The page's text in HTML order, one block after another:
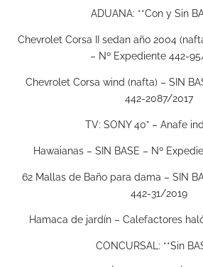
ADUANA: **Con y Sin
Chevrolet Corsa II sedan año 2004
– Nº Expediente 442-
Chevrolet Corsa wind (nafta) – SIN
442-2087/2017
TV: SONY 40” – Anafe
Hawaianas – SIN BASE – Nº
62 Mallas de Baño para dama – SIN
442-31/2019
Hamaca de jardín – Calefactores
CONCURSAL: **Sin